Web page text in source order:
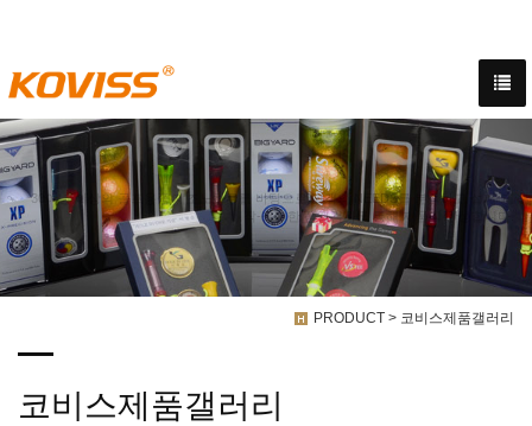
30여년 이상의 골프용품 제조노하루를 바탕으로 고객의 NEEDS를 분석하고 설계-제
작-철저한 품질검사를 통해 제품이 탄생합니다.
PRODUCT > 코비스제품갤러리
코비스제품갤러리